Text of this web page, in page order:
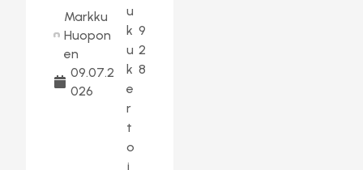
Markku
Huopon
en
09.07.2
026
u
k
u
k
e
r
t
o
j
9
2
8